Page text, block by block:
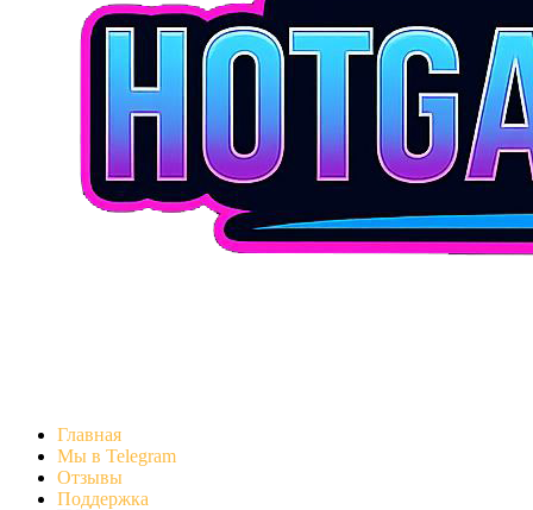
Главная
Мы в Telegram
Отзывы
Поддержка